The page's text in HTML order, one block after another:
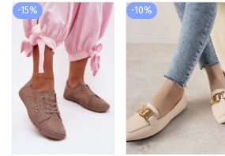
-15% -10%